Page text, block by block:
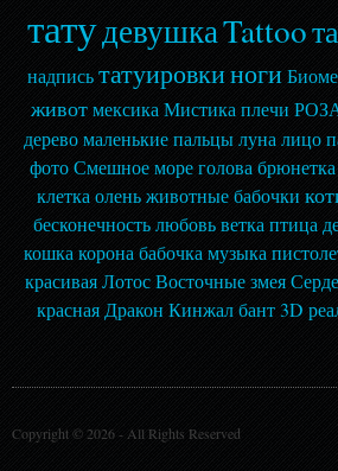
татудевушкаTattoo
надписьтатуировкиноги
животмексика Мистика плечи
деревомаленькиепальцылуна лицо
фотоСмешноемореголова брюнетка
клетка олень животные бабочки
бесконечность любовь ветка птица
кошка корона бабочка музыка
красиваяЛотосВосточныезмея
красная Дракон Кинжал бант 3D
Copyright © 2026 - All Rights Reserved